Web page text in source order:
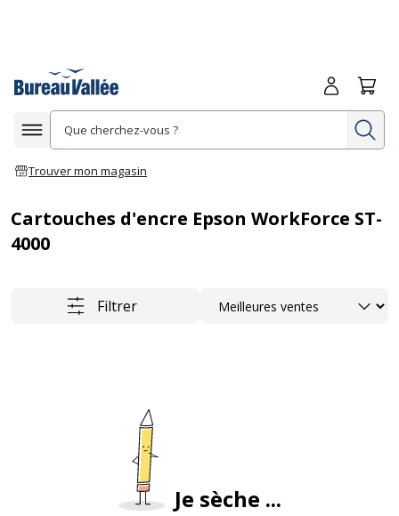
Afficher la navigation
Trouver mon magasin
Me
Cartouches d'encre Epson WorkForce ST-
4000
Filtrer Trier
Je sèche ...